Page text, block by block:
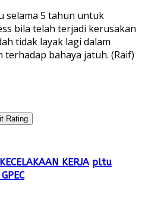
selama 5 tahun untuk
bila telah terjadi kerusakan
tidak layak lagi dalam
bahaya jatuh. (Raif)
Rating
KECELAKAAN KERJA pltu